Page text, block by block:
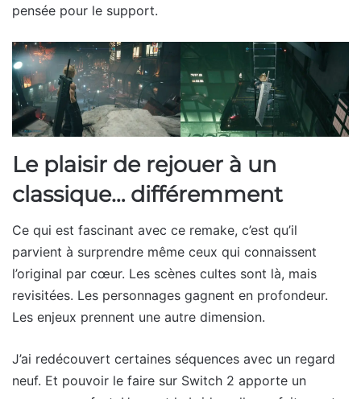
pensée pour le support.
Le plaisir de rejouer à un
classique… différemment
Ce qui est fascinant avec ce remake, c’est qu’il
parvient à surprendre même ceux qui connaissent
l’original par cœur. Les scènes cultes sont là, mais
revisitées. Les personnages gagnent en profondeur.
Les enjeux prennent une autre dimension.
J’ai redécouvert certaines séquences avec un regard
neuf. Et pouvoir le faire sur Switch 2 apporte un